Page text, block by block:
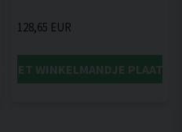
128,65 EUR
HET WINKELMANDJE